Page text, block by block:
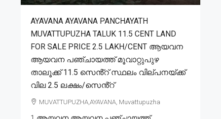
AYAVANA AYAVANA PANCHAYATH
MUVATTUPUZHA TALUK 11.5 CENT LAND
FOR SALE PRICE 2.5 LAKH/CENT ആയവന
ആയവന പഞ്ചായത്ത് മൂവാറ്റുപുഴ
താലൂക്ക് 11.5 സെൻ്റ് സ്ഥലം വില്പനയ്ക്ക്
വില 2.5 ലക്ഷം/സെൻ്റ്
MUVATTUPUZHA,AYAVANA, Muvattupuzha